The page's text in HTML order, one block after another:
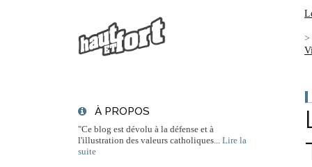
À PROPOS
"Ce blog est dévolu à la défense et à
l'illustration des valeurs catholiques...
Lire la
suite